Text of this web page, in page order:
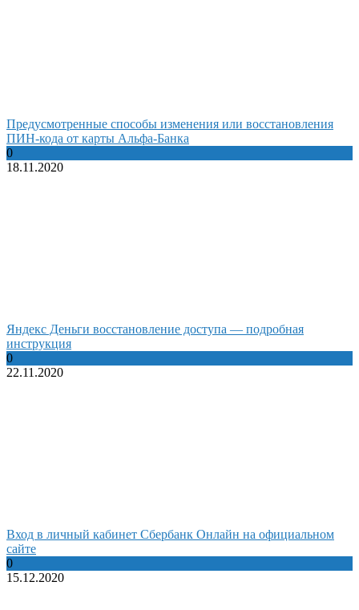
Предусмотренные способы изменения или восстановления
ПИН-кода от карты Альфа-Банка
0
18.11.2020
Яндекс Деньги восстановление доступа — подробная
инструкция
0
22.11.2020
Вход в личный кабинет Сбербанк Онлайн на официальном
сайте
0
15.12.2020